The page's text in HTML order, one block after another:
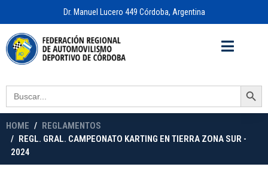
Dr. Manuel Lucero 449 Córdoba, Argentina
Search
for:
Search Button
HOME
REGLAMENTOS
REGL. GRAL. CAMPEONATO KARTING EN TIERRA ZONA SUR -
2024